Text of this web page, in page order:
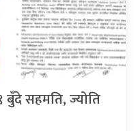
बुँदे सहमति, ज्योति